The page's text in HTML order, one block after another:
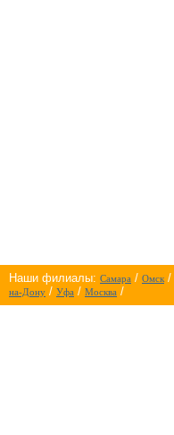
Наши филиалы: Самара / Омск/
на-Дону / Уфа / Москва /